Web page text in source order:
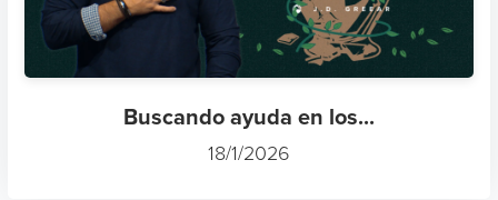
Buscando ayuda en los...
18/1/2026